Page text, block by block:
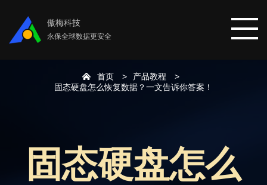
傲梅科技
永保全球数据更安全
数据恢复
首页
产品教程
固态硬盘怎么恢复数据？一文告诉你答案！
固态硬盘怎么